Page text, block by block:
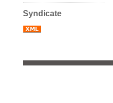
Syndicate